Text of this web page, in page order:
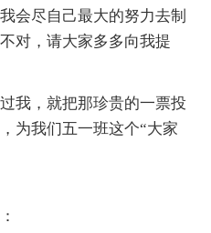
会尽自己最大的努力去制
对，请大家多多向我提
我，就把那珍贵的一票投
为我们五一班这个“大家